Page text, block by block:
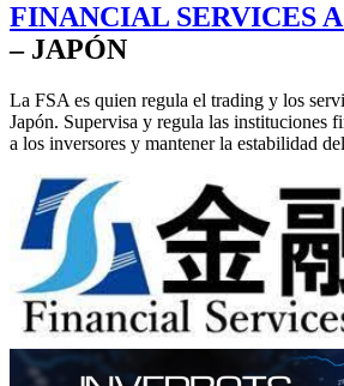
FINANCIAL SERVICES
– JAPÓN
La FSA es quien regula el trading y los
Japón. Supervisa y regula las instituciones
a los inversores y mantener la estabilidad